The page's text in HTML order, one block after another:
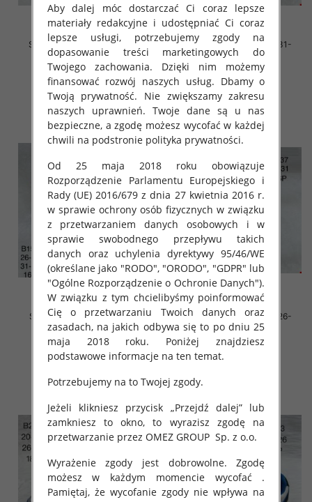
Sportowe Chłopięca Roz 30-
36/16 par
37.00 zł
szczegóły
Sportowe Chłopięca Roz 31-
36/16 par
36.00 zł
szczegóły
Sportowe Chłopięca Roz 26-
31/16 par
36.00 zł
Sportowe Chłopięca Roz 26-
31/16 par
34.00 zł
Aby dalej móc dostarczać Ci coraz lepsze
materiały redakcyjne i udostępniać Ci coraz
lepsze usługi, potrzebujemy zgody na
dopasowanie treści marketingowych do
Twojego zachowania. Dzięki nim możemy
finansować rozwój naszych usług. Dbamy o
Twoją prywatność. Nie zwiększamy zakresu
naszych uprawnień. Twoje dane są u nas
bezpieczne, a zgodę możesz wycofać w każdej
chwili na podstronie polityka prywatności.
Od 25 maja 2018 roku obowiązuje
Rozporządzenie Parlamentu Europejskiego i
Rady (UE) 2016/679 z dnia 27 kwietnia 2016 r.
w sprawie ochrony osób fizycznych w związku
z przetwarzaniem danych osobowych i w
sprawie swobodnego przepływu takich
danych oraz uchylenia dyrektywy 95/46/WE
(określane jako "RODO", "ORODO", "GDPR" lub
"Ogólne Rozporządzenie o Ochronie Danych").
W związku z tym chcielibyśmy poinformować
Cię o przetwarzaniu Twoich danych oraz
zasadach, na jakich odbywa się to po dniu 25
maja 2018 roku. Poniżej znajdziesz
podstawowe informacje na ten temat.
Potrzebujemy na to Twojej zgody.
Jeżeli klikniesz przycisk „Przejdź dalej” lub
zamkniesz to okno, to wyrazisz zgodę na
przetwarzanie przez OMEZ GROUP Sp. z o.o.
Wyrażenie zgody jest dobrowolne. Zgodę
możesz w każdym momencie wycofać .
Pamiętaj, że wycofanie zgody nie wpływa na